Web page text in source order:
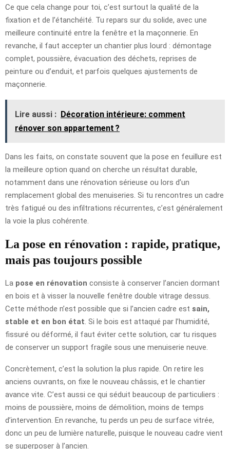
Ce que cela change pour toi, c’est surtout la qualité de la
fixation et de l’étanchéité. Tu repars sur du solide, avec une
meilleure continuité entre la fenêtre et la maçonnerie. En
revanche, il faut accepter un chantier plus lourd : démontage
complet, poussière, évacuation des déchets, reprises de
peinture ou d’enduit, et parfois quelques ajustements de
maçonnerie.
Lire aussi : Décoration intérieure: comment
rénover son appartement ?
Dans les faits, on constate souvent que la pose en feuillure est
la meilleure option quand on cherche un résultat durable,
notamment dans une rénovation sérieuse ou lors d’un
remplacement global des menuiseries. Si tu rencontres un cadre
très fatigué ou des infiltrations récurrentes, c’est généralement
la voie la plus cohérente.
La pose en rénovation : rapide, pratique,
mais pas toujours possible
La pose en rénovation consiste à conserver l’ancien dormant
en bois et à visser la nouvelle fenêtre double vitrage dessus.
Cette méthode n’est possible que si l’ancien cadre est sain,
stable et en bon état . Si le bois est attaqué par l’humidité,
fissuré ou déformé, il faut éviter cette solution, car tu risques
de conserver un support fragile sous une menuiserie neuve.
Concrètement, c’est la solution la plus rapide. On retire les
anciens ouvrants, on fixe le nouveau châssis, et le chantier
avance vite. C’est aussi ce qui séduit beaucoup de particuliers :
moins de poussière, moins de démolition, moins de temps
d’intervention. En revanche, tu perds un peu de surface vitrée,
donc un peu de lumière naturelle, puisque le nouveau cadre vient
se superposer à l’ancien.